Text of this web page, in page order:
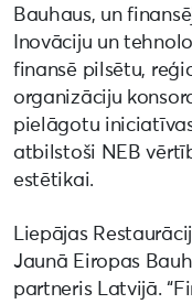
Bauhaus, un
Inovāciju un
finansē pilsētu,
organizāciju
pielāgotu
atbilstoši NEB
estētikai.
Liepājas
Jaunā Eiropas
partneris Latvijā.